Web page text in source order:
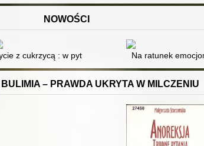
NOWOŚCI
z cukrzycą : w pytaniach i odpowiedziach
Na ratunek
– PRAWDA UKRYTA W MILCZENIU